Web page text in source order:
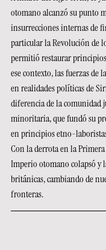
otomano alcanzó su punto
insurrecciones internas de
particular la Revolución de
permitió restaurar
ese contexto, las fuerzas de
en realidades políticas de
diferencia de la comunidad
minoritaria, que fundó su
en principios etno-
Con la derrota en la
Imperio otomano colapsó y
británicas, cambiando de
fronteras.